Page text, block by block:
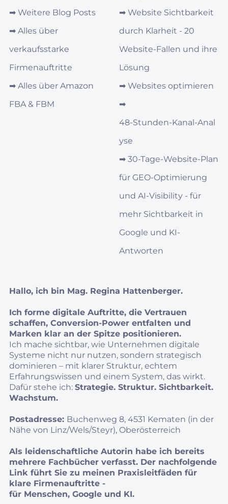
➡︎ Weitere Blog Posts
➡︎ Alles über
verkaufsstarke
Firmenauftritte
➡︎ Alles über Amazon
FBA & FBM
➡︎ Website Sichtbarkeit
durch Klarheit - 20
Website-Fallen und ihre
Lösung
➡︎ Websites optimieren
➡︎
48‑Stunden‑Kanal‑Anal
yse
➡︎ 30‑Tage‑Website-Plan
für GEO‑Optimierung
und AI‑Visibility - für
mehr Sichtbarkeit in
Google und KI-
Antworten
Hallo, ich bin Mag. Regina Hattenberger.
Ich forme digitale Auftritte, die Vertrauen
schaffen, Conversion‑Power entfalten und
Marken klar an der Spitze positionieren.
Ich mache sichtbar, wie Unternehmen digitale
Systeme nicht nur nutzen, sondern strategisch
dominieren – mit klarer Struktur, echtem
Erfahrungswissen und einem System, das wirkt.
Dafür stehe ich: Strategie. Struktur. Sichtbarkeit.
Wachstum.
Postadresse: Buchenweg 8, 4531 Kematen (in der
Nähe von Linz/Wels/Steyr), Oberösterreich
Als leidenschaftliche Autorin habe ich bereits
mehrere Fachbücher verfasst. Der nachfolgende
Link führt Sie zu meinen Praxisleitfäden für
klare Firmenauftritte -
für Menschen, Google und KI.